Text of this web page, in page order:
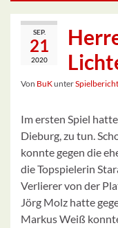
SEP.
21
2020
Von BuKunter
Im ersten Spiel
Dieburg, zu tun.
konnte gegen die
die Topspielerin
Verlierer von der
Jörg Molz hatte
Markus Weiß